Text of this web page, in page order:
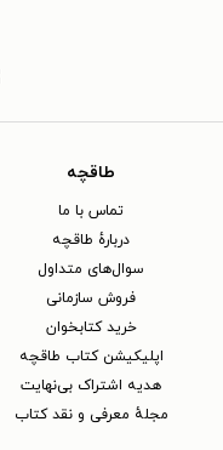
طاقچه
تماس با ما
دربارهٔ طاقچه
سوال‌های متداول
فروش سازمانی
خرید کتابخوان
اپلیکیشن کتاب طاقچه
هدیه اشتراک بی‌نهایت
مجلهٔ معرفی و نقد کتاب